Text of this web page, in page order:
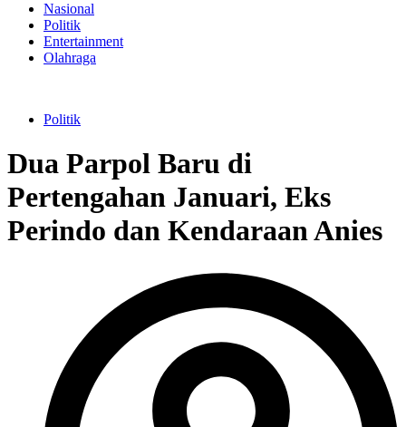
Nasional
Politik
Entertainment
Olahraga
Politik
Dua Parpol Baru di
Pertengahan Januari, Eks
Perindo dan Kendaraan Anies